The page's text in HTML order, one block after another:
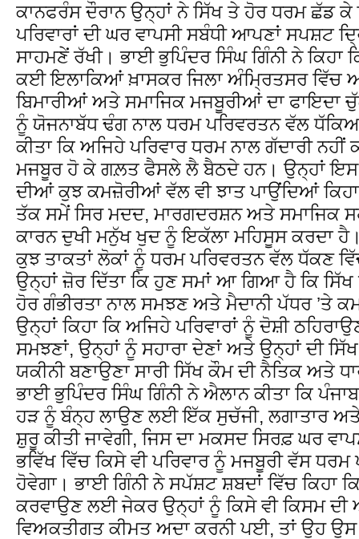
ਕਾਨਫਰੰਸ ਦੌਰਾਨ ਉਨ੍ਹਾਂ ਨੇ ਸਿੱਖ ਤੇ ਹੋਰ ਧਰਮ ਛੱਡ
ਪਰਿਵਾਰਾਂ ਦੀ ਘਰ ਵਾਪਸੀ ਸਬੰਧੀ ਆਪਣਾਂ ਸਪਸ਼ਟ
ਸਾਹਮਣੇਂ ਰੱਖੀ। ਭਾਈ ਭੁਪਿੰਦਰ ਸਿੰਘ ਗਿੰਨੀ ਨੇ ਕਿਹਾ
ਕਈ ਇਲਾਕਿਆਂ ਖ਼ਾਸਕਰ ਜਿਲਾ ਅੰਮ੍ਰਿਤਸਰ ਵਿੱਚ
ਬਿਮਾਰੀਆਂ ਅਤੇ ਸਮਾਜਿਕ ਮਜਬੂਰੀਆਂ ਦਾ ਫਾਇਦਾ
ਨੂੰ ਯੋਜਨਾਬੱਧ ਢੰਗ ਨਾਲ ਧਰਮ ਪਰਿਵਰਤਨ ਵੱਲ
ਕੀਤਾ ਕਿ ਅਜਿਹੇ ਪਰਿਵਾਰ ਧਰਮ ਨਾਲ ਗੱਦਾਰੀ
ਮਜਬੂਰ ਹੋ ਕੇ ਗਲ਼ਤ ਫੈਸਲੇ ਲੈ ਬੈਠਦੇ ਹਨ। ਉਨ੍ਹਾਂ ਇਸ
ਦੀਆਂ ਕੁਝ ਕਮਜ਼ੋਰੀਆਂ ਵੱਲ ਵੀ ਝਾਤ ਪਾਉਂਦਿਆਂ
ਤੱਕ ਸਮੇਂ ਸਿਰ ਮਦਦ, ਮਾਰਗਦਰਸ਼ਨ ਅਤੇ ਸਮਾਜਿਕ
ਕਾਰਨ ਦੁਖੀ ਮਨੁੱਖ ਖੁਦ ਨੂੰ ਇਕੱਲਾ ਮਹਿਸੂਸ ਕਰਦਾ
ਕੁਝ ਤਾਕਤਾਂ ਲੋਕਾਂ ਨੂੰ ਧਰਮ ਪਰਿਵਰਤਨ ਵੱਲ ਧੱਕਣ
ਉਨ੍ਹਾਂ ਜ਼ੋਰ ਦਿੱਤਾ ਕਿ ਹੁਣ ਸਮਾਂ ਆ ਗਿਆ ਹੈ ਕਿ ਸਿੱਖ
ਹੋਰ ਗੰਭੀਰਤਾ ਨਾਲ ਸਮਝਣ ਅਤੇ ਮੈਦਾਨੀ ਪੱਧਰ ’ਤੇ
ਉਨ੍ਹਾਂ ਕਿਹਾ ਕਿ ਅਜਿਹੇ ਪਰਿਵਾਰਾਂ ਨੂੰ ਦੋਸ਼ੀ
ਸਮਝਣਾਂ, ਉਨ੍ਹਾਂ ਨੂੰ ਸਹਾਰਾ ਦੇਣਾਂ ਅਤੇ ਉਨ੍ਹਾਂ ਦੀ
ਯਕੀਨੀ ਬਣਾਉਣਾ ਸਾਰੀ ਸਿੱਖ ਕੌਮ ਦੀ ਨੈਤਿਕ ਅਤੇ
ਭਾਈ ਭੁਪਿੰਦਰ ਸਿੰਘ ਗਿੰਨੀ ਨੇ ਐਲਾਨ ਕੀਤਾ ਕਿ
ਹੜ ਨੂੰ ਬੰਨ੍ਹ ਲਾਉਣ ਲਈ ਇੱਕ ਸੁਚੱਜੀ, ਲਗਾਤਾਰ
ਸ਼ੁਰੂ ਕੀਤੀ ਜਾਵੇਗੀ, ਜਿਸ ਦਾ ਮਕਸਦ ਸਿਰਫ਼ ਘਰ
ਭਵਿੱਖ ਵਿੱਚ ਕਿਸੇ ਵੀ ਪਰਿਵਾਰ ਨੂੰ ਮਜਬੂਰੀ ਵੱਸ
ਹੋਵੇਗਾ। ਭਾਈ ਗਿੰਨੀ ਨੇ ਸਪੱਸ਼ਟ ਸ਼ਬਦਾਂ ਵਿੱਚ ਕਿਹਾ
ਕਰਵਾਉਣ ਲਈ ਜੇਕਰ ਉਨ੍ਹਾਂ ਨੂੰ ਕਿਸੇ ਵੀ ਕਿਸਮ ਦੀ
ਵਿਅਕਤੀਗਤ ਕੀਮਤ ਅਦਾ ਕਰਨੀ ਪਈ, ਤਾਂ ਉਹ